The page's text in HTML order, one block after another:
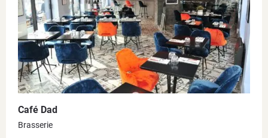
Café Dad
Brasserie